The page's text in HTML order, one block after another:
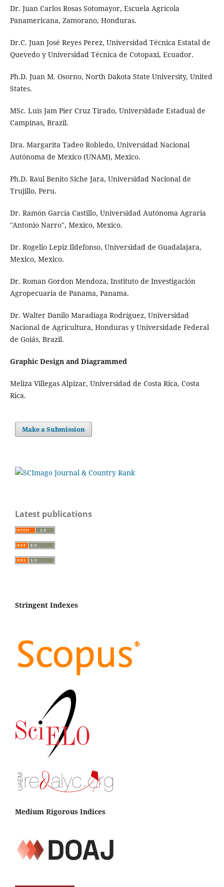
Dr. Juan Carlos Rosas Sotomayor, Escuela Agrícola
Panamericana, Zamorano, Honduras.
Dr.C. Juan José Reyes Perez, Universidad Técnica Estatal de
Quevedo y Universidad Técnica de Cotopaxi, Ecuador.
Ph.D. Juan M. Osorno, North Dakota State University, United
States.
MSc. Luis Jam Pier Cruz Tirado, Universidade Estadual de
Campinas, Brazil.
Dra. Margarita Tadeo Robledo, Universidad Nacional
Autónoma de Mexico (UNAM), Mexico.
Ph.D. Raul Benito Siche Jara, Universidad Nacional de
Trujillo, Peru.
Dr. Ramón García Castillo, Universidad Autónoma Agraria
"Antonio Narro", Mexico, Mexico.
Dr. Rogelio Lepiz Ildefonso, Universidad de Guadalajara,
Mexico, Mexico.
Dr. Roman Gordon Mendoza, Instituto de Investigación
Agropecuaria de Panama, Panama.
Dr. Walter Danilo Maradiaga Rodríguez, Universidad
Nacional de Agricultura, Honduras y Universidade Federal
de Goiás, Brazil.
Graphic Design and Diagrammed
Meliza Villegas Alpizar, Universidad de Costa Rica, Costa
Rica.
Make a Submission
Latest publications
Stringent Indexes
Medium Rigorous Indices